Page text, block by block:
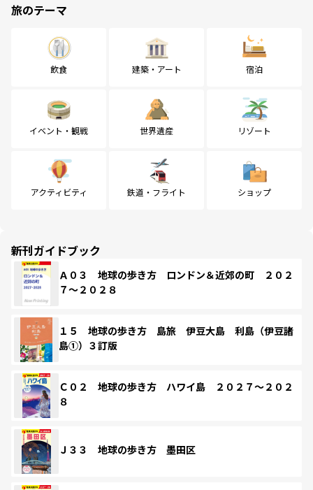
旅のテーマ
飲食 建築・アート 宿泊
イベント・観戦 世界遺産 リゾート
アクティビティ 鉄道・フライト ショップ
新刊ガイドブック
Ａ０３ 地球の歩き方 ロンドン＆近郊の町 ２０２
７～２０２８
１５ 地球の歩き方 島旅 伊豆大島 利島（伊豆諸
島①）３訂版
Ｃ０２ 地球の歩き方 ハワイ島 ２０２７～２０２
８
Ｊ３３ 地球の歩き方 墨田区